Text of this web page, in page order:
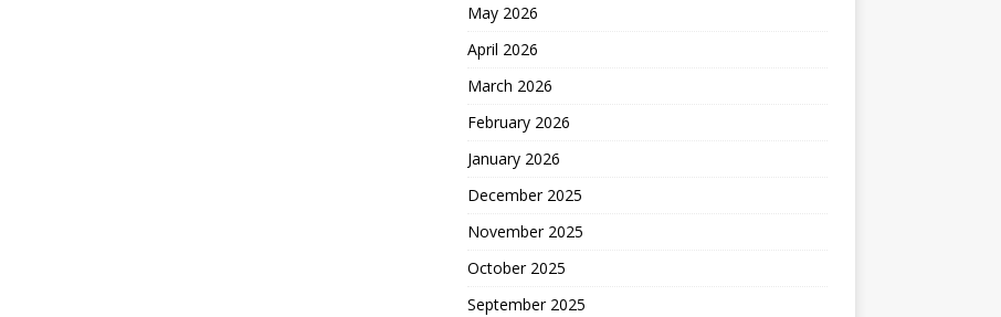
May 2026
April 2026
March 2026
February 2026
January 2026
December 2025
November 2025
October 2025
September 2025